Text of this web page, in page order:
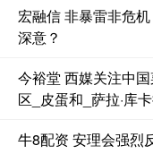
宏融信 非暴雷非危
深意？
今裕堂 西媒关注中
区_皮蛋和_萨拉·库
牛8配资 安理会强烈